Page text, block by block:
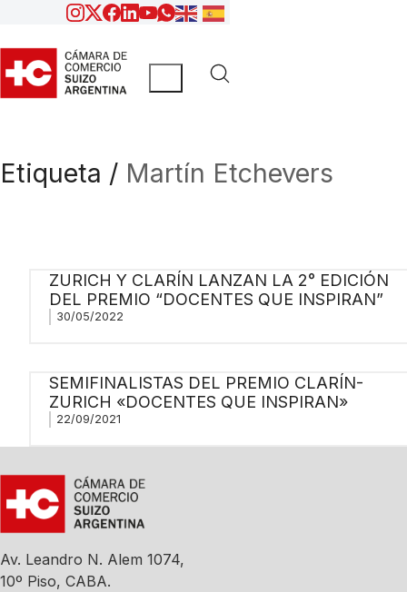
Etiqueta / Martín Etchevers
ZURICH Y CLARÍN LANZAN LA 2° EDICIÓN
DEL PREMIO “DOCENTES QUE INSPIRAN”
30/05/2022
SEMIFINALISTAS DEL PREMIO CLARÍN-
ZURICH «DOCENTES QUE INSPIRAN»
22/09/2021
Av. Leandro N. Alem 1074,
10º Piso, CABA.